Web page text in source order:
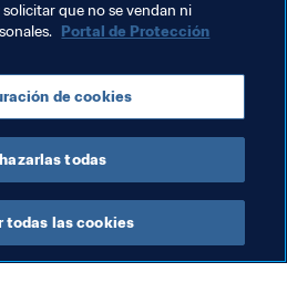
de Arbitraje Deportivo
Legal Organización
Concacaf
que no se vendan ni
Portal de Protección
de cookies
todas
todas las cookies